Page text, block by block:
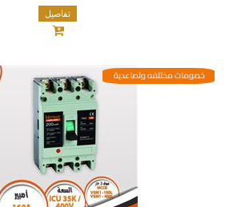
تفاصيل
خصومات مختلفه وتصاعدية